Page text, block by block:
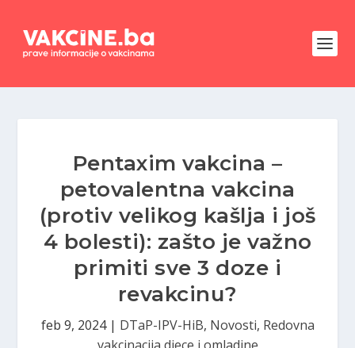
Pentaxim vakcina –
petovalentna vakcina
(protiv velikog kašlja i još
4 bolesti): zašto je važno
primiti sve 3 doze i
revakcinu?
feb 9, 2024| DTaP-IPV-HiB, Novosti, Redovna